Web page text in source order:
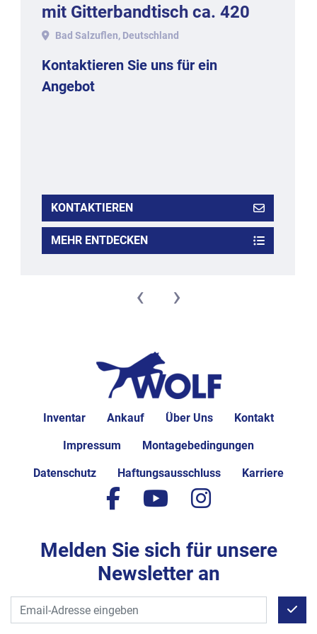
mit Gitterbandtisch ca. 420
mm Arbeitsbreite.
Bad Salzuflen, Deutschland
Kontaktieren Sie uns für ein
Angebot
KONTAKTIEREN
MEHR ENTDECKEN
‹ ›
Inventar Ankauf Über Uns Kontakt
Impressum Montagebedingungen
Datenschutz Haftungsausschluss Karriere
facebook
youtubeinstagram
Melden Sie sich für unsere
Newsletter an